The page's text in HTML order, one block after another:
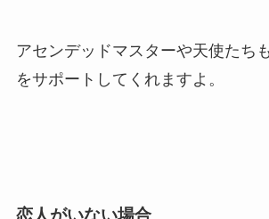
アセンデッドマスターや天使たち
をサポートしてくれますよ。
恋人がいない場合